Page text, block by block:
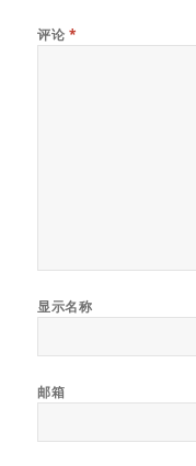
评论 *
显示名称
邮箱